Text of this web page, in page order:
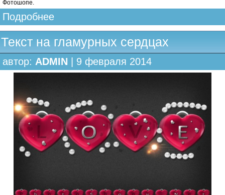
Фотошопе.
Подробнее
Текст на гламурных сердцах
автор: ADMIN | 9 февраля 2014